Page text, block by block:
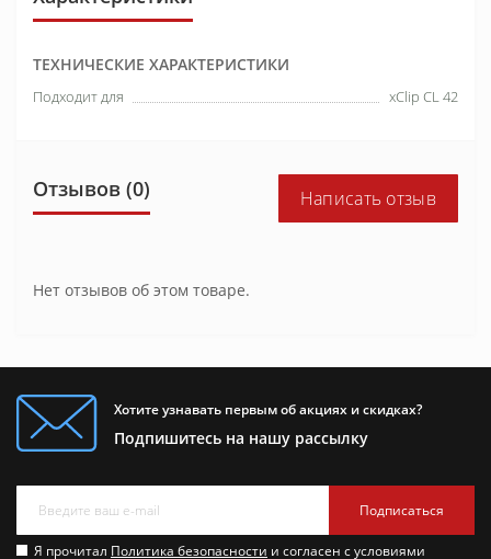
ТЕХНИЧЕСКИЕ ХАРАКТЕРИСТИКИ
Подходит для xClip CL 42
Отзывов (0) Написать отзыв
Нет отзывов об этом товаре.
Хотите узнавать первым об акциях и скидках?
Подпишитесь на нашу рассылку
Подписаться
Я прочитал Политика безопасности и согласен с условиями